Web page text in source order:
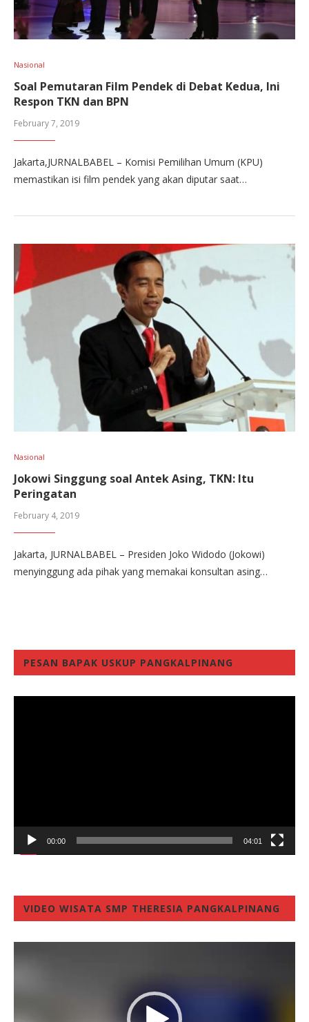
Nasional
Soal Pemutaran Film Pendek di Debat Kedua, Ini
Respon TKN dan BPN
February 7, 2019
Jakarta,JURNALBABEL – Komisi Pemilihan Umum (KPU)
memastikan isi film pendek yang akan diputar saat…
Nasional
Jokowi Singgung soal Antek Asing, TKN: Itu
Peringatan
February 4, 2019
Jakarta, JURNALBABEL – Presiden Joko Widodo (Jokowi)
menyinggung ada pihak yang memakai konsultan asing…
PESAN BAPAK USKUP PANGKALPINANG
00:00 04:01
VIDEO WISATA SMP THERESIA PANGKALPINANG